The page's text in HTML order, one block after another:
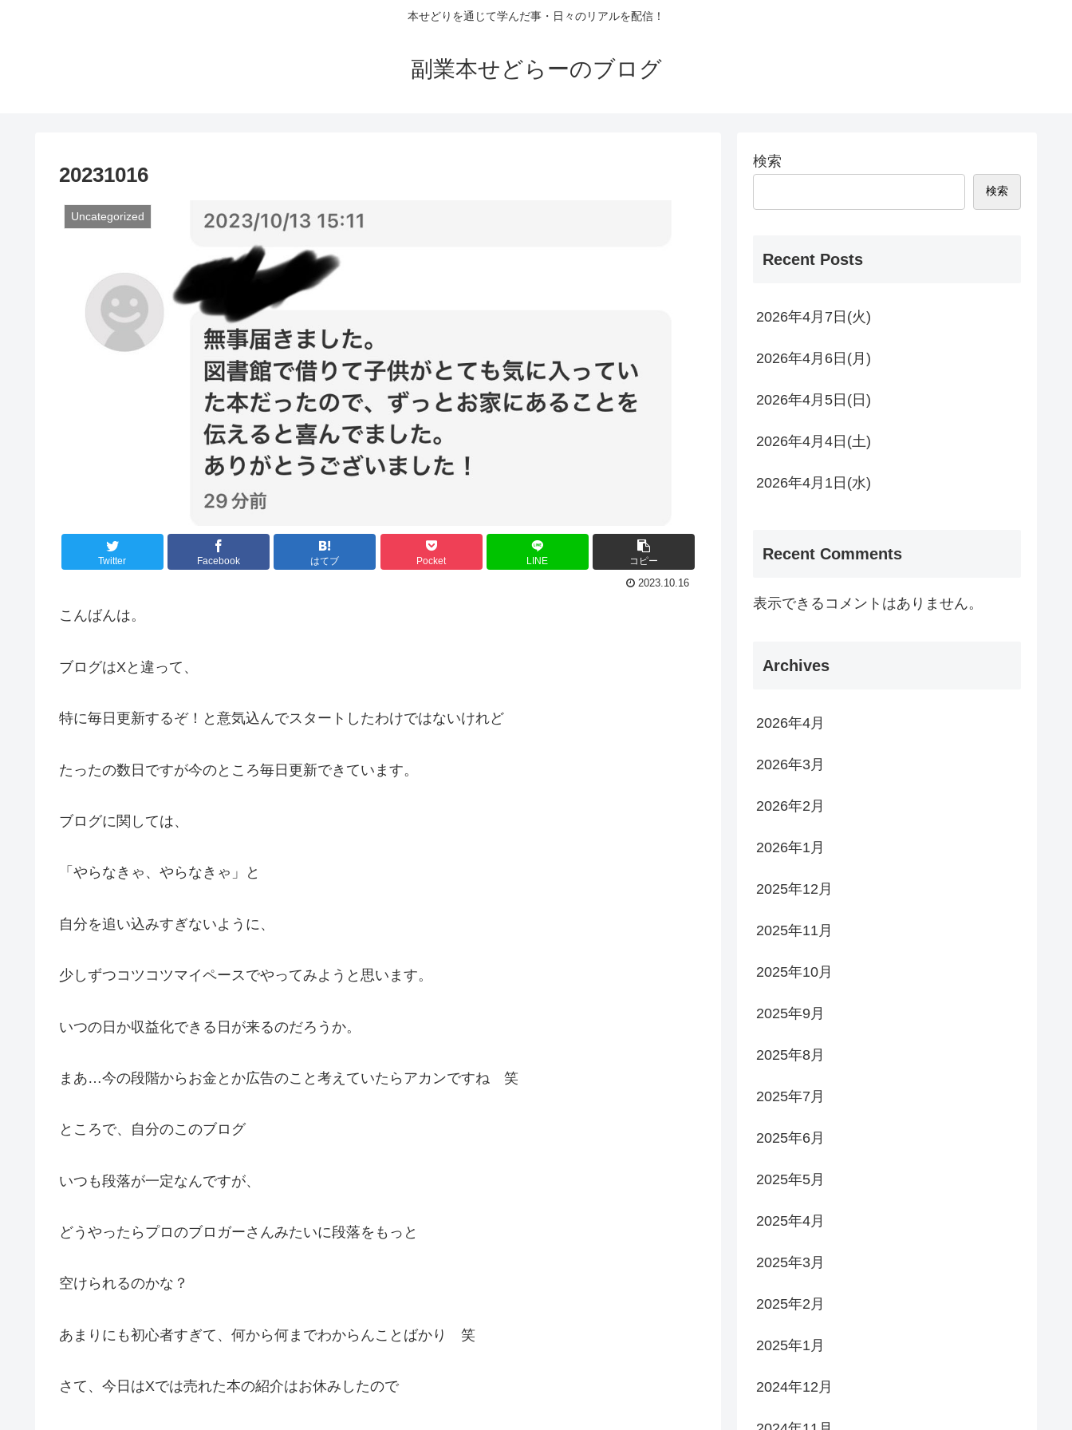
本せどりを通じて学んだ事・日々のリアルを配信！
副業本せどらーのブログ
20231016
Uncategorized
Twitter Facebook はてブ Pocket LINE コピー
2023.10.16
こんばんは。
ブログはXと違って、
特に毎日更新するぞ！と意気込んでスタートしたわけではないけれど
たったの数日ですが今のところ毎日更新できています。
ブログに関しては、
「やらなきゃ、やらなきゃ」と
自分を追い込みすぎないように、
少しずつコツコツマイペースでやってみようと思います。
いつの日か収益化できる日が来るのだろうか。
まあ…今の段階からお金とか広告のこと考えていたらアカンですね 笑
ところで、自分のこのブログ
いつも段落が一定なんですが、
どうやったらプロのブロガーさんみたいに段落をもっと
空けられるのかな？
あまりにも初心者すぎて、何から何までわからんことばかり 笑
さて、今日はXでは売れた本の紹介はお休みしたので
検索
検索
Recent Posts
2026年4月7日(火)
2026年4月6日(月)
2026年4月5日(日)
2026年4月4日(土)
2026年4月1日(水)
Recent Comments
表示できるコメントはありません。
Archives
2026年4月
2026年3月
2026年2月
2026年1月
2025年12月
2025年11月
2025年10月
2025年9月
2025年8月
2025年7月
2025年6月
2025年5月
2025年4月
2025年3月
2025年2月
2025年1月
2024年12月